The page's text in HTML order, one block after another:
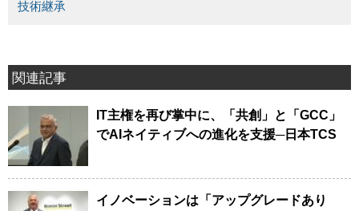
技術継承
関連記事
IT主権を再び掌中に、「共創」と「GCC」
でAIネイティブへの進化を支援─日本TCS
イノベーションは「アップグレードあり